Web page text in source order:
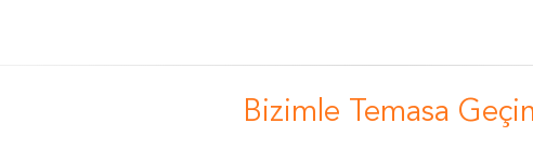
Bizimle Temasa Geçin